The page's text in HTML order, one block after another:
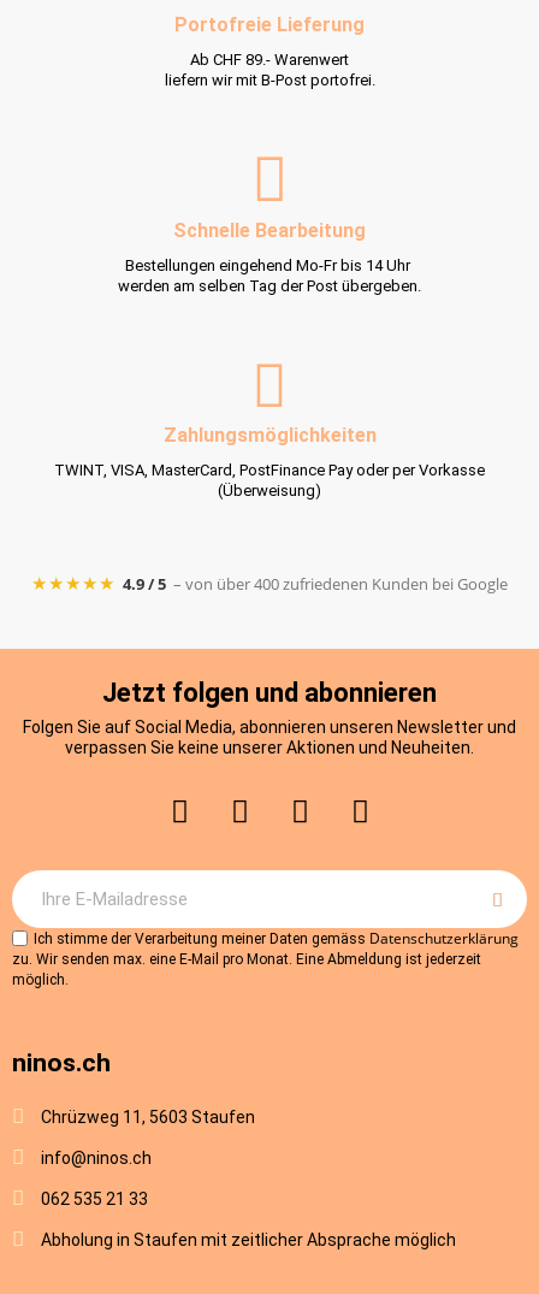
Portofreie Lieferung
Ab CHF 89.- Warenwert
liefern wir mit B-Post portofrei.
Schnelle Bearbeitung
Bestellungen eingehend Mo-Fr bis 14 Uhr
werden am selben Tag der Post übergeben.
Zahlungsmöglichkeiten
TWINT, VISA, MasterCard, PostFinance Pay oder per Vorkasse
(Überweisung)
★★★★★ 4.9 / 5 – von über 400 zufriedenen Kunden bei Google
Jetzt folgen und abonnieren
Folgen Sie auf Social Media, abonnieren unseren Newsletter und
verpassen Sie keine unserer Aktionen und Neuheiten.
Ich stimme der Verarbeitung meiner Daten gemäss Datenschutzerklärung
zu. Wir senden max. eine E-Mail pro Monat. Eine Abmeldung ist jederzeit
möglich.
ninos.ch
Chrüzweg 11, 5603 Staufen
info@ninos.ch
062 535 21 33
Abholung in Staufen mit zeitlicher Absprache möglich